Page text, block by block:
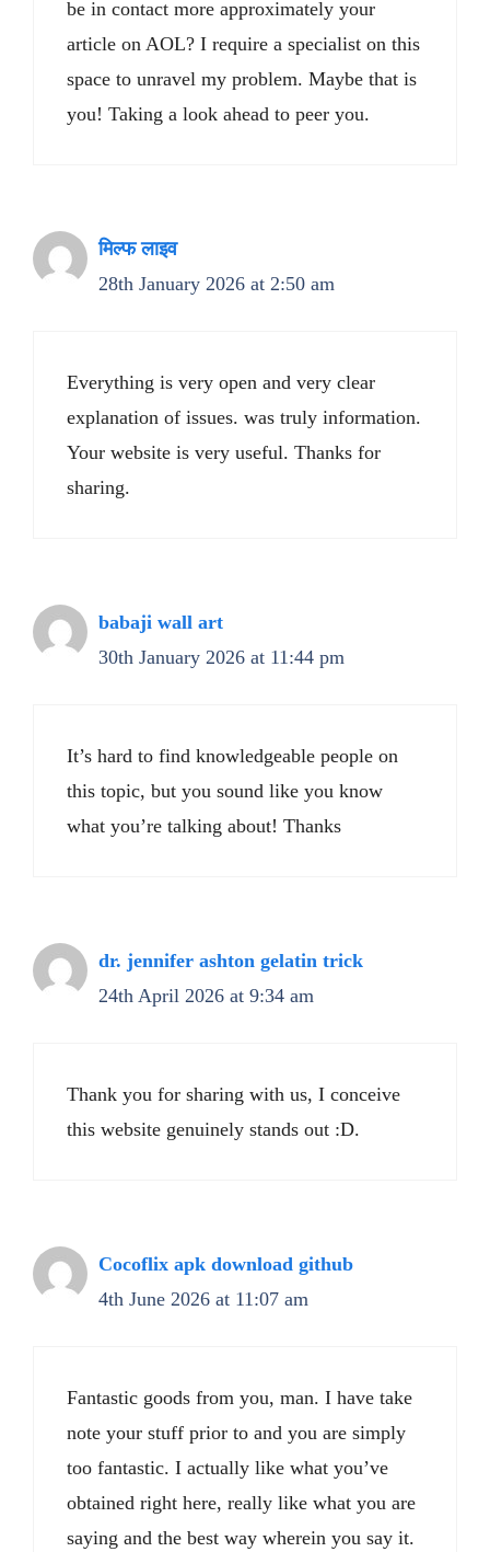
be in contact more approximately your
article on AOL? I require a specialist on this
space to unravel my problem. Maybe that is
you! Taking a look ahead to peer you.
मिल्फ लाइव
28th January 2026 at 2:50 am
Everything is very open and very clear
explanation of issues. was truly information.
Your website is very useful. Thanks for
sharing.
babaji wall art
30th January 2026 at 11:44 pm
It’s hard to find knowledgeable people on
this topic, but you sound like you know
what you’re talking about! Thanks
dr. jennifer ashton gelatin trick
24th April 2026 at 9:34 am
Thank you for sharing with us, I conceive
this website genuinely stands out :D.
Cocoflix apk download github
4th June 2026 at 11:07 am
Fantastic goods from you, man. I have take
note your stuff prior to and you are simply
too fantastic. I actually like what you’ve
obtained right here, really like what you are
saying and the best way wherein you say it.